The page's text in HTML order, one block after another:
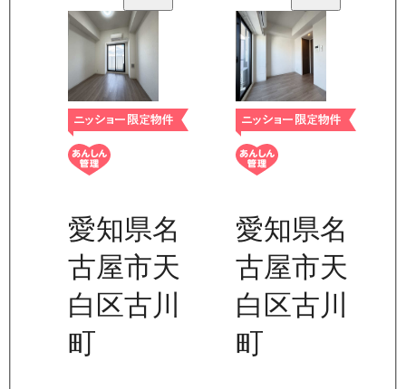
愛知県名
古屋市天
白区古川
町
愛知県名
古屋市天
白区古川
町